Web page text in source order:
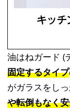
油はねガード (
固定するタイプ
がガラスをし
や転倒もなく